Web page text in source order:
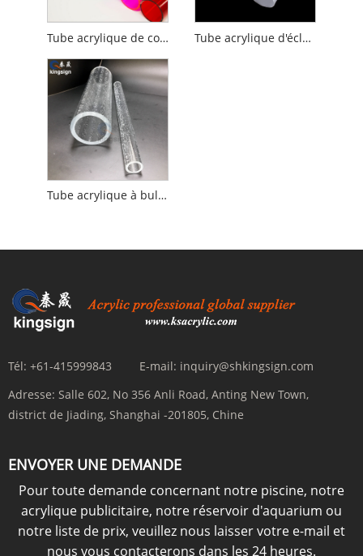
Tube acrylique de couleur Tube acrylique d'éclairage
Tube acrylique à bulles
Tél: +61-415999843 E-mail: inquiry@shkingsign.com
Adresse: Salle 602, No 356 Anli Road, Anting New Town,
district de Jiading, Shanghai -201805, Chine
ENVOYER UNE DEMANDE
Pour toute demande concernant notre piscine, notre
acrylique publicitaire, notre réservoir d'aquarium ou
notre liste de prix, veuillez nous laisser votre e-mail et
nous vous contacterons dans les 24 heures.